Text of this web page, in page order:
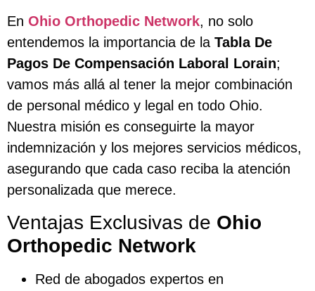
En Ohio Orthopedic Network, no solo
entendemos la importancia de la Tabla De
Pagos De Compensación Laboral Lorain;
vamos más allá al tener la mejor combinación
de personal médico y legal en todo Ohio.
Nuestra misión es conseguirte la mayor
indemnización y los mejores servicios médicos,
asegurando que cada caso reciba la atención
personalizada que merece.
Ventajas Exclusivas de Ohio
Orthopedic Network
Red de abogados expertos en